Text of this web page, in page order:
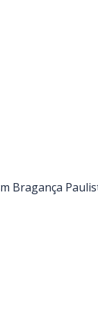
Bragança